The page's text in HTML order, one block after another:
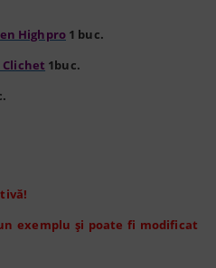
Highpro1 buc.
Clichet 1buc.
exemplu și poate fi modificat